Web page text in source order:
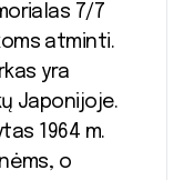
7/7
atminti.
yra
Japonijoje.
1964 m.
o